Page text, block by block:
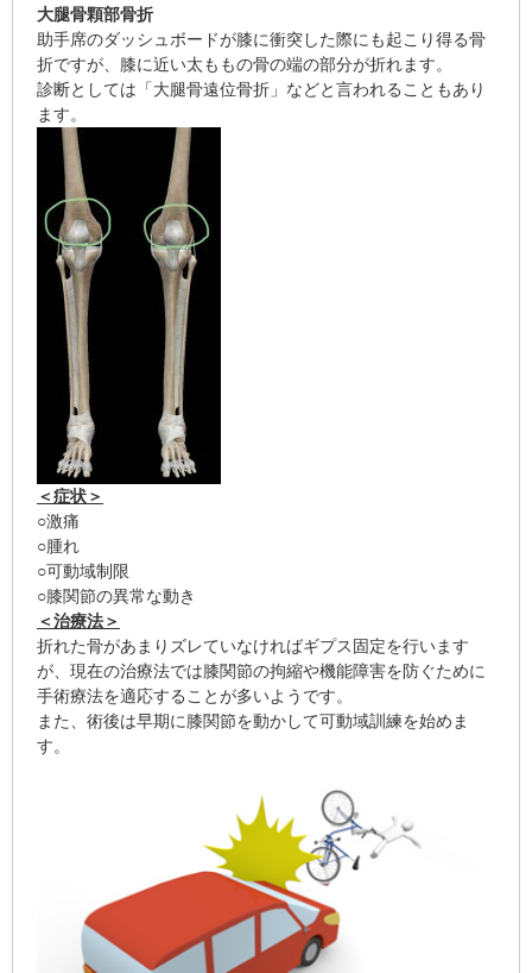
大腿骨顆部骨折
助手席のダッシュボードが膝に衝突した際にも起こり得る骨
折ですが、膝に近い太ももの骨の端の部分が折れます。
診断としては「大腿骨遠位骨折」などと言われることもあり
ます。
＜症状＞
○激痛
○腫れ
○可動域制限
○膝関節の異常な動き
＜治療法＞
折れた骨があまりズレていなければギプス固定を行います
が、現在の治療法では膝関節の拘縮や機能障害を防ぐために
手術療法を適応することが多いようです。
また、術後は早期に膝関節を動かして可動域訓練を始めま
す。